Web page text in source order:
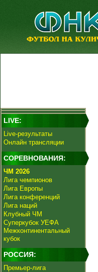
LIVE:
Live-результаты
Онлайн трансляции
СОРЕВНОВАНИЯ:
ЧМ 2026
Лига чемпионов
Лига Европы
Лига конференций
Лига наций
Клубный ЧМ
Суперкубок УЕФА
Межконтинентальный
кубок
РОССИЯ:
Премьер-лига